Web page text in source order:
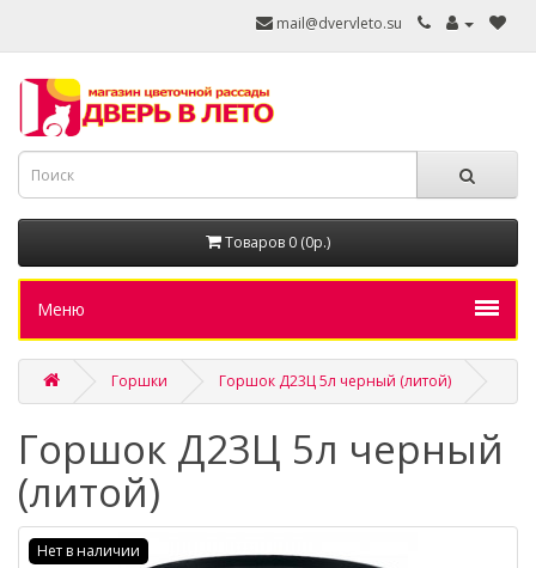
mail@dvervleto.su
Товаров 0 (0р.)
Меню
Горшки Горшок Д23Ц 5л черный (литой)
Горшок Д23Ц 5л черный
(литой)
Нет в наличии